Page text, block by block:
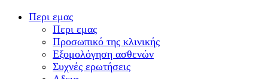
Περι εμας
Περι εμας
Προσωπικό της κλινικής
Εξομολόγηση ασθενών
Συχνές ερωτήσεις